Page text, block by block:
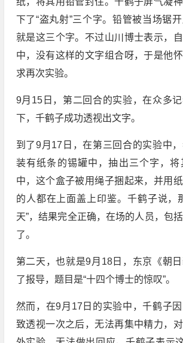
下了“盗丸射”三个字。铅管被当场锯
就是这三个字。不过山川博士表示，
中，没有这样的文字组合呀，于是他
求再次实验。
9月15日，第二回合的实验，在众多
下，千鹤子成功透视出文字。
到了9月17日，在第三回合的实验中
装有纸条的锡罐中，抽出三个字，
中，这个盒子被用绳子捆起来，并用
的人都在上面盖上印鉴。千鹤子说，
天”，结果完全正确，在场的人员，包
了。
第二天，也就是9月18日，东京《朝
了报导，题目是“十四个博士的惊叹”。
然而，在9月17日的实验中，千鹤子
致透视一次之后，无法再集中精力，